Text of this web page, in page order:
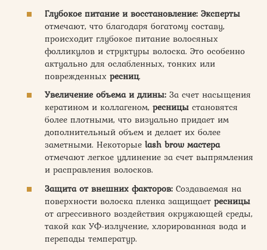
Глубокое питание и восстановление: Эксперты
отмечают, что благодаря богатому составу,
происходит глубокое питание волосяных
фолликулов и структуры волоска. Это особенно
актуально для ослабленных, тонких или
поврежденных ресниц.
Увеличение объема и длины: За счет насыщения
кератином и коллагеном, ресницы становятся
более плотными, что визуально придает им
дополнительный объем и делает их более
заметными. Некоторые lash brow мастера
отмечают легкое удлинение за счет выпрямления
и расправления волосков.
Защита от внешних факторов: Создаваемая на
поверхности волоска пленка защищает ресницы
от агрессивного воздействия окружающей среды,
такой как УФ-излучение, хлорированная вода и
перепады температур.